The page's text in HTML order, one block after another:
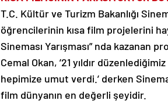
T.C. Kültür ve Turizm Bakanlığı
öğrencilerinin kısa film projelerini
Sineması Yarışması” nda kazanan
Cemal Okan, ’21 yıldır
hepimize umut verdi.’ derken
film dünyanın en değerli şeyidir.